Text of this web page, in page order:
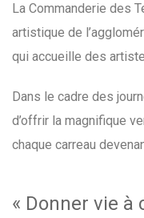
La Commanderie des
artistique de
qui accueille des
rencontres culturelles.
Dans le cadre des
d’offrir la magnifique
chaque carreau
« Donner vie